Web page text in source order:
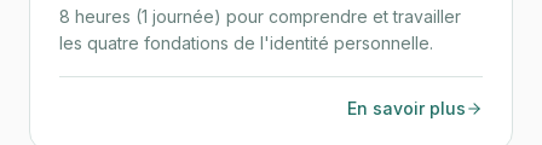
8 heures (1 journée) pour comprendre et travailler
les quatre fondations de l'identité personnelle.
En savoir plus